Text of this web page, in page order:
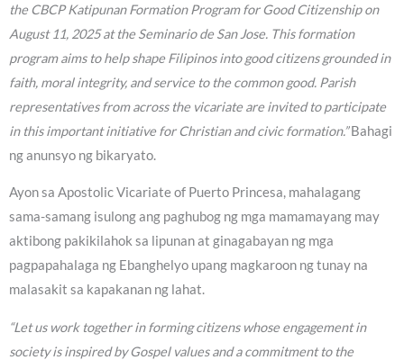
the CBCP Katipunan Formation Program for Good Citizenship on
August 11, 2025 at the Seminario de San Jose. This formation
program aims to help shape Filipinos into good citizens grounded in
faith, moral integrity, and service to the common good. Parish
representatives from across the vicariate are invited to participate
in this important initiative for Christian and civic formation.”Bahagi
ng anunsyo ng bikaryato.
Ayon sa Apostolic Vicariate of Puerto Princesa, mahalagang
sama-samang isulong ang paghubog ng mga mamamayang may
aktibong pakikilahok sa lipunan at ginagabayan ng mga
pagpapahalaga ng Ebanghelyo upang magkaroon ng tunay na
malasakit sa kapakanan ng lahat.
“Let us work together in forming citizens whose engagement in
society is inspired by Gospel values and a commitment to the